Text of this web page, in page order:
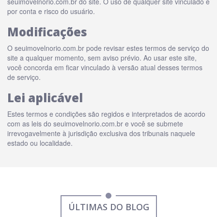
por conta e risco do usuário.
Modificações
O seuimovelnorio.com.br pode revisar estes termos de serviço do
site a qualquer momento, sem aviso prévio. Ao usar este site,
você concorda em ficar vinculado à versão atual desses termos
de serviço.
Lei aplicável
Estes termos e condições são regidos e interpretados de acordo
com as leis do seuimovelnorio.com.br e você se submete
irrevogavelmente à jurisdição exclusiva dos tribunais naquele
estado ou localidade.
ÚLTIMAS DO BLOG